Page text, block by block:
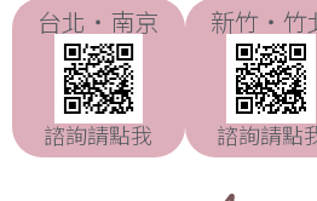
台北・南京
諮詢請點我
新竹・竹
諮詢請點